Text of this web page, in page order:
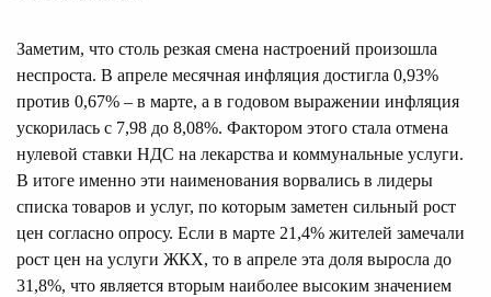
Заметим, что столь резкая смена настроений произошла
неспроста. В апреле месячная инфляция достигла 0,93%
против 0,67% – в марте, а в годовом выражении инфляция
ускорилась с 7,98 до 8,08%. Фактором этого стала отмена
нулевой ставки НДС на лекарства и коммунальные услуги.
В итоге именно эти наименования ворвались в лидеры
списка товаров и услуг, по которым заметен сильный рост
цен согласно опросу. Если в марте 21,4% жителей замечали
рост цен на услуги ЖКХ, то в апреле эта доля выросла до
31,8%, что является вторым наиболее высоким значением